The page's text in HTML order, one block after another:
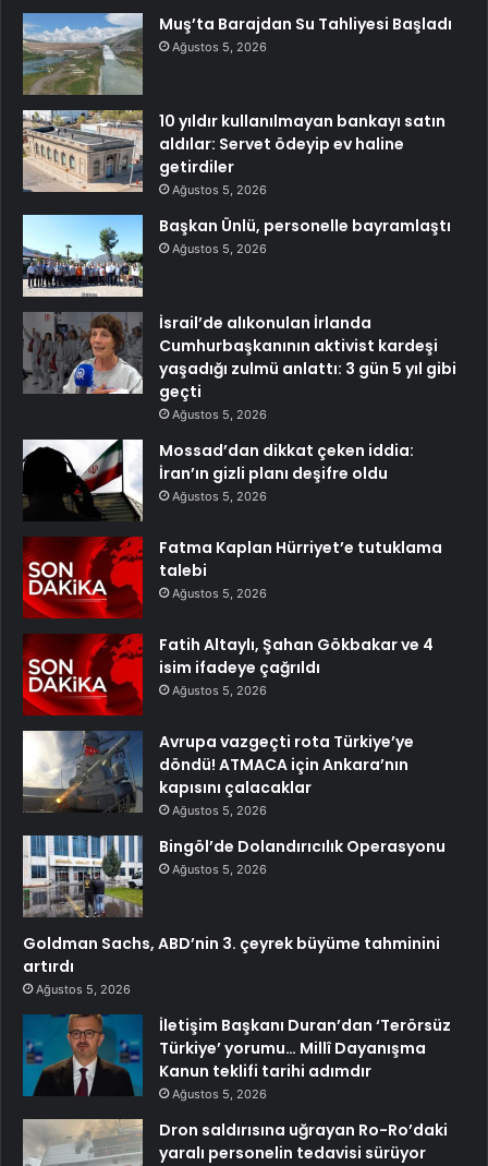
Muş’ta Barajdan Su Tahliyesi Başladı
Ağustos 5, 2026
10 yıldır kullanılmayan bankayı satın
aldılar: Servet ödeyip ev haline
getirdiler
Ağustos 5, 2026
Başkan Ünlü, personelle bayramlaştı
Ağustos 5, 2026
İsrail’de alıkonulan İrlanda
Cumhurbaşkanının aktivist kardeşi
yaşadığı zulmü anlattı: 3 gün 5 yıl gibi
geçti
Ağustos 5, 2026
Mossad’dan dikkat çeken iddia:
İran’ın gizli planı deşifre oldu
Ağustos 5, 2026
Fatma Kaplan Hürriyet’e tutuklama
talebi
Ağustos 5, 2026
Fatih Altaylı, Şahan Gökbakar ve 4
isim ifadeye çağrıldı
Ağustos 5, 2026
Avrupa vazgeçti rota Türkiye’ye
döndü! ATMACA için Ankara’nın
kapısını çalacaklar
Ağustos 5, 2026
Bingöl’de Dolandırıcılık Operasyonu
Ağustos 5, 2026
Goldman Sachs, ABD’nin 3. çeyrek büyüme tahminini
artırdı
Ağustos 5, 2026
İletişim Başkanı Duran’dan ‘Terörsüz
Türkiye’ yorumu… Millî Dayanışma
Kanun teklifi tarihi adımdır
Ağustos 5, 2026
Dron saldırısına uğrayan Ro-Ro’daki
yaralı personelin tedavisi sürüyor